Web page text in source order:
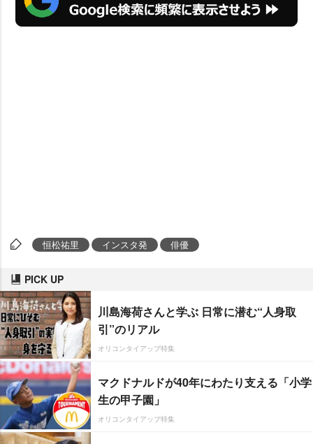
恒松祐里 インスタ発 俳優
PICK UP
川島海荷さんと学ぶ 日常に潜む“人身取
引”のリアル
オリコンタイアップ特集
マクドナルドが40年にわたり支える「小学
生の甲子園」
オリコンタイアップ特集